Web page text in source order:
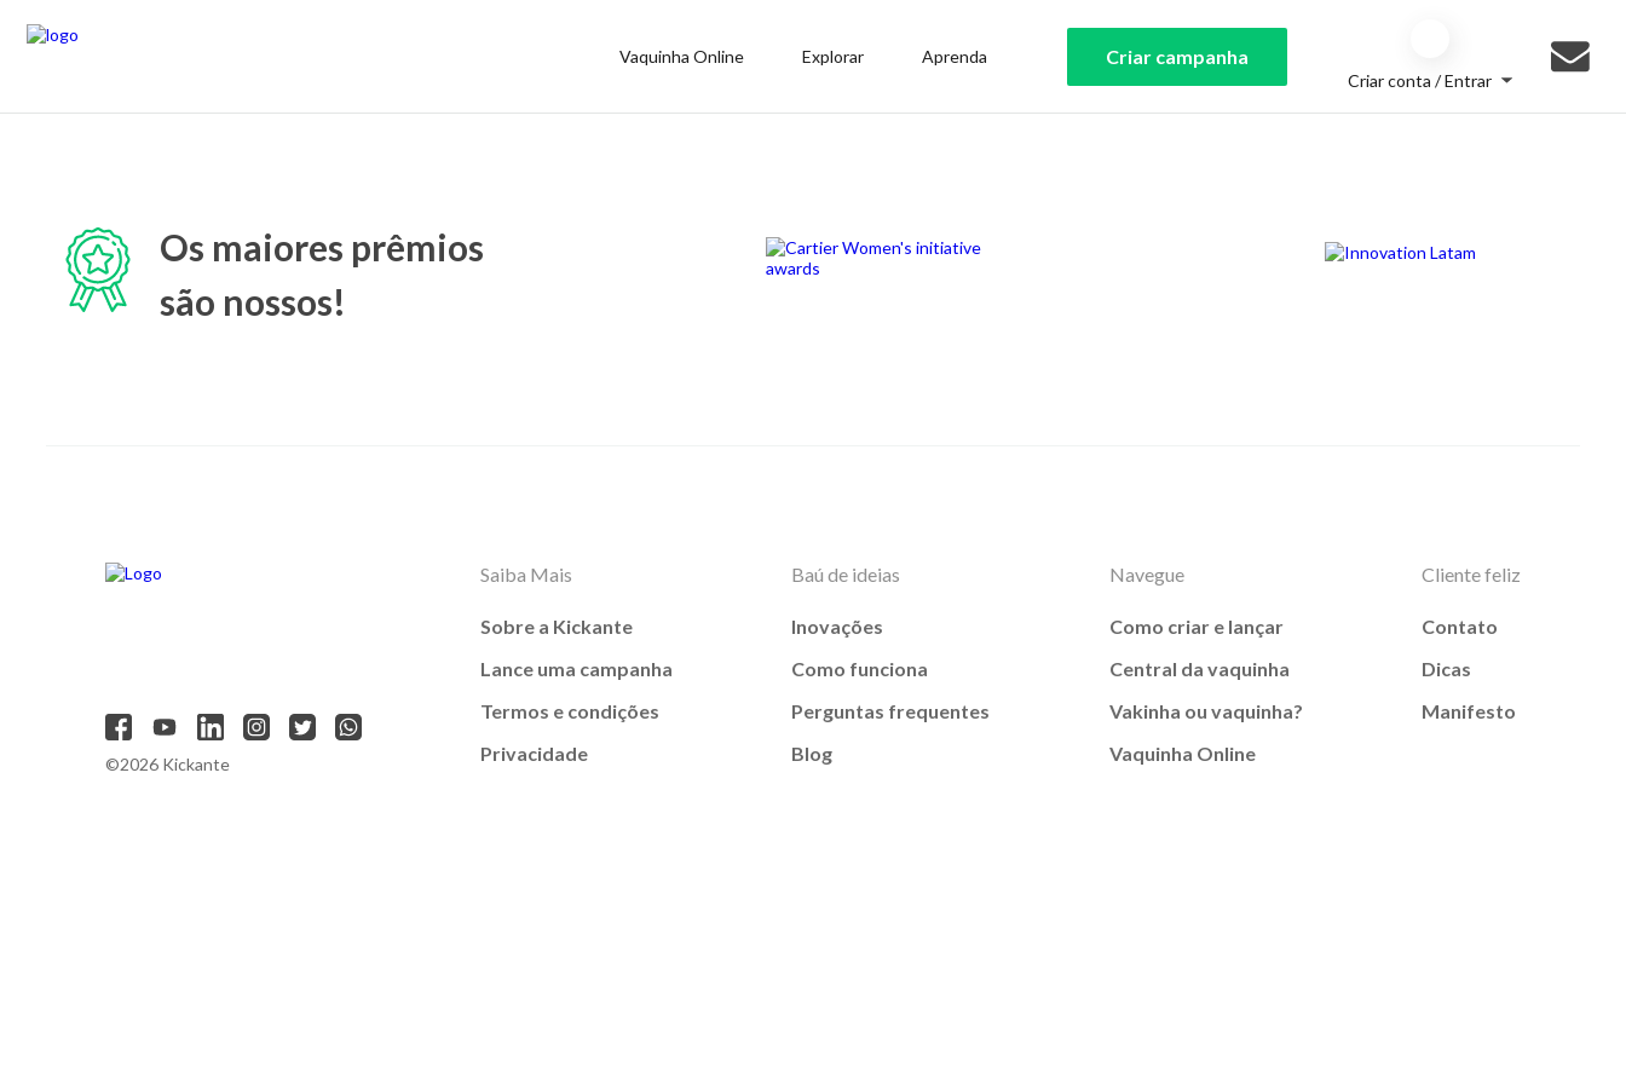
Vaquinha Online Explorar Aprenda Criar campanha
Criar conta / Entrar
Os maiores prêmios
são nossos!
©2026 Kickante
Saiba Mais
Sobre a Kickante
Lance uma campanha
Termos e condições
Privacidade
Baú de ideias
Inovações
Como funciona
Perguntas frequentes
Blog
Navegue
Como criar e lançar
Central da vaquinha
Vakinha ou vaquinha?
Vaquinha Online
Cliente feliz
Contato
Dicas
Manifesto